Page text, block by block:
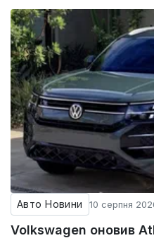
Авто Новини 10 серпня
Volkswagen оновив